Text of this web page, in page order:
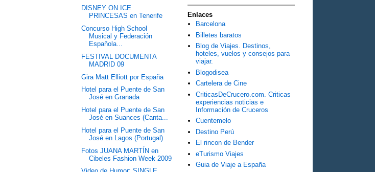
DISNEY ON ICE
PRINCESAS en Tenerife
Concurso High School
Musical y Federación
Española...
FESTIVAL DOCUMENTA
MADRID 09
Gira Matt Elliott por España
Hotel para el Puente de San
José en Granada
Hotel para el Puente de San
José en Suances (Canta...
Hotel para el Puente de San
José en Lagos (Portugal)
Fotos JUANA MARTÍN en
Cibeles Fashion Week 2009
Enlaces
Barcelona
Billetes baratos
Blog de Viajes. Destinos,
hoteles, vuelos y consejos para
viajar.
Blogodisea
Cartelera de Cine
CriticasDeCrucero.com. Criticas
experiencias noticias e
Información de Cruceros
Cuentemelo
Destino Perú
El rincon de Bender
eTurismo Viajes
Guia de Viaje a España